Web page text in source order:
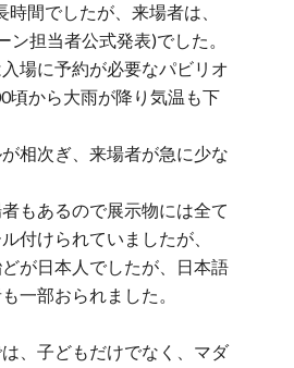
間でしたが、来場者は、
ン担当者公式発表)でした。
場に予約が必要なパビリオ
頃から大雨が降り気温も下
相次ぎ、来場者が急に少な
もあるので展示物には全て
付けられていましたが、
が日本人でしたが、日本語
一部おられました。
、子どもだけでなく、マダ